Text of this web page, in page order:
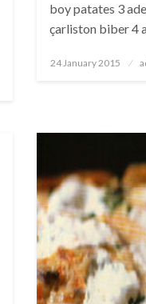
boy patates 3
çarliston biber 4
Posted
24 January 2015